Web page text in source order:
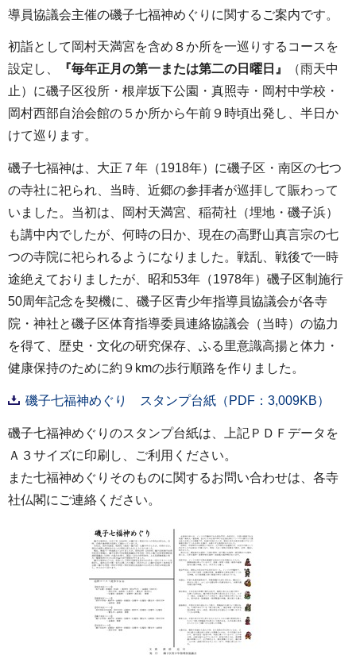
導員協議会主催の磯子七福神めぐりに関するご案内です。
初詣として岡村天満宮を含め８か所を一巡りするコースを
設定し、
『毎年正月の第一または第二の日曜日』
（雨天中
止）に磯子区役所・根岸坂下公園・真照寺・岡村中学校・
岡村西部自治会館の５か所から午前９時頃出発し、半日か
けて巡ります。
磯子七福神は、大正７年（1918年）に磯子区・南区の七つ
の寺社に祀られ、当時、近郷の参拝者が巡拝して賑わって
いました。当初は、岡村天満宮、稲荷社（埋地・磯子浜）
も講中内でしたが、何時の日か、現在の高野山真言宗の七
つの寺院に祀られるようになりました。戦乱、戦後で一時
途絶えておりましたが、昭和53年（1978年）磯子区制施行
50周年記念を契機に、磯子区青少年指導員協議会が各寺
院・神社と磯子区体育指導委員連絡協議会（当時）の協力
を得て、歴史・文化の研究保存、ふる里意識高揚と体力・
健康保持のために約９kmの歩行順路を作りました。
磯子七福神めぐり スタンプ台紙（PDF：3,009KB）
磯子七福神めぐりのスタンプ台紙は、上記ＰＤＦデータを
Ａ３サイズに印刷し、ご利用ください。
また七福神めぐりそのものに関するお問い合わせは、各寺
社仏閣にご連絡ください。